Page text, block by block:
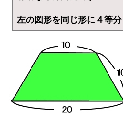
左の図形を同じ形に４等分